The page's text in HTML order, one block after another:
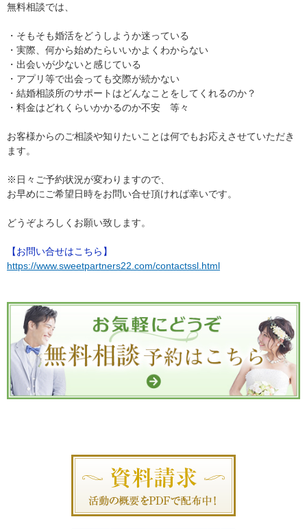
無料相談では、
・そもそも婚活をどうしようか迷っている
・実際、何から始めたらいいかよくわからない
・出会いが少ないと感じている
・アプリ等で出会っても交際が続かない
・結婚相談所のサポートはどんなことをしてくれるのか？
・料金はどれくらいかかるのか不安 等々
お客様からのご相談や知りたいことは何でもお応えさせていただき
ます。
※日々ご予約状況が変わりますので、
お早めにご希望日時をお問い合せ頂ければ幸いです。
どうぞよろしくお願い致します。
【お問い合せはこちら】
https://www.sweetpartners22.com/contactssl.html